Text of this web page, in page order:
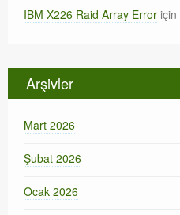
IBM X226 Raid Array Error için
Arşivler
Mart 2026
Şubat 2026
Ocak 2026